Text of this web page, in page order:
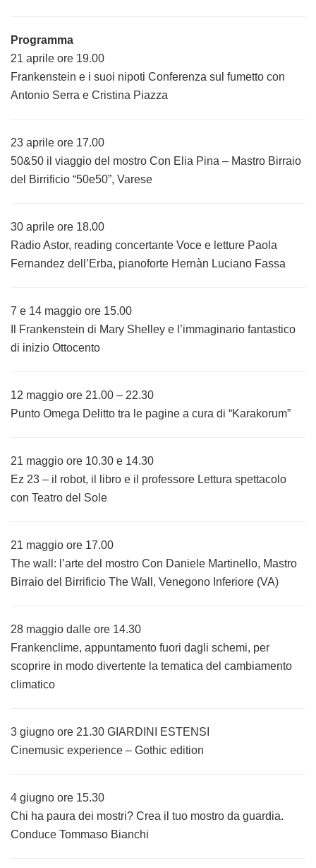
Programma
21 aprile ore 19.00
Frankenstein e i suoi nipoti Conferenza sul fumetto con
Antonio Serra e Cristina Piazza
23 aprile ore 17.00
50&50 il viaggio del mostro Con Elia Pina – Mastro Birraio
del Birrificio “50e50”, Varese
30 aprile ore 18.00
Radio Astor, reading concertante Voce e letture Paola
Fernandez dell’Erba, pianoforte Hernàn Luciano Fassa
7 e 14 maggio ore 15.00
Il Frankenstein di Mary Shelley e l’immaginario fantastico
di inizio Ottocento
12 maggio ore 21.00 – 22.30
Punto Omega Delitto tra le pagine a cura di “Karakorum”
21 maggio ore 10.30 e 14.30
Ez 23 – il robot, il libro e il professore Lettura spettacolo
con Teatro del Sole
21 maggio ore 17.00
The wall: l’arte del mostro Con Daniele Martinello, Mastro
Birraio del Birrificio The Wall, Venegono Inferiore (VA)
28 maggio dalle ore 14.30
Frankenclime, appuntamento fuori dagli schemi, per
scoprire in modo divertente la tematica del cambiamento
climatico
3 giugno ore 21.30 GIARDINI ESTENSI
Cinemusic experience – Gothic edition
4 giugno ore 15.30
Chi ha paura dei mostri? Crea il tuo mostro da guardia.
Conduce Tommaso Bianchi